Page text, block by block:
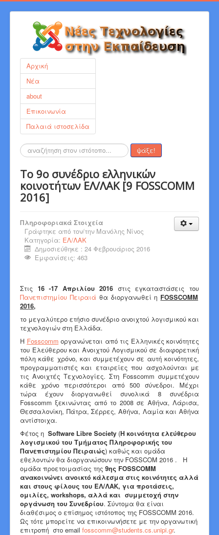
Αρχική
Νέα
about
Επικοινωνία
Παλαιά ιστοσελίδα
Αναζήτηση... ψάξε!
Το 9ο συνέδριο ελληνικών
κοινοτήτων ΕΛ/ΛΑΚ [9 FOSSCOMM
2016]
Πληροφοριακά Στοιχεία
Γράφτηκε από τον/την Μανόλης Νίνος
Κατηγορία: ΕΛ/ΛΑΚ
Δημοσιεύθηκε : 24 Φεβρουάριος 2016
Εμφανίσεις: 463
Στις 16 -17 Απριλίου 2016 στις εγκαταστάσεις του
Πανεπιστημίου Πειραιά θα διοργανωθεί η FOSSCOMM
2016,
το μεγαλύτερο ετήσιο συνέδριο ανοιχτού λογισμικού και
τεχνολογιών στη Ελλάδα.
H Fosscomm οργανώνεται από τις Ελληνικές κοινότητες
του Ελεύθερου και Ανοιχτού Λογισμικού σε διαφορετική
πόλη κάθε χρόνο, και συμμετέχουν σε αυτή κοινότητες,
προγραμματιστές και εταιρείες που ασχολούνται με
τις Ανοιχτές Τεχνολογίες. Στη Fosscomm συμμετέχουν
κάθε χρόνο περισσότεροι από 500 σύνεδροι. Μέχρι
τώρα έχουν διοργανωθεί συνολικά 8 συνέδρια
Fosscomm ξεκινώντας από το 2008 σε Αθήνα, Λάρισα,
Θεσσαλονίκη, Πάτρα, Σέρρες, Αθήνα, Λαμία και Αθήνα
αντίστοιχα.
Φέτος η Software Libre Society (Η κοινότητα ελεύθερου
λογισμικού του Τμήματος Πληροφορικής του
Πανεπιστημίου Πειραιώς) καθώς και ομάδα
εθελοντών θα διοργανώσουν την FOSSCOM 2016 . Η
ομάδα προετοιμασίας της 9ης FOSSCOMM
ανακοινώνει ανοικτό κάλεσμα στις κοινότητες αλλά
και στους φίλους του ΕΛ/ΛΑΚ, για προτάσεις,
ομιλίες, workshops, αλλά και συμμετοχή στην
οργάνωση του Συνεδρίου. Σύντομα θα είναι
διαθέσιμος ο επίσημος ιστότοπος της FOSSCOMM 2016.
Ως τότε μπορείτε να επικοινωνήσετε με την οργανωτική
επιτροπή στο email fosscomm@students.cs.unipi.gr.